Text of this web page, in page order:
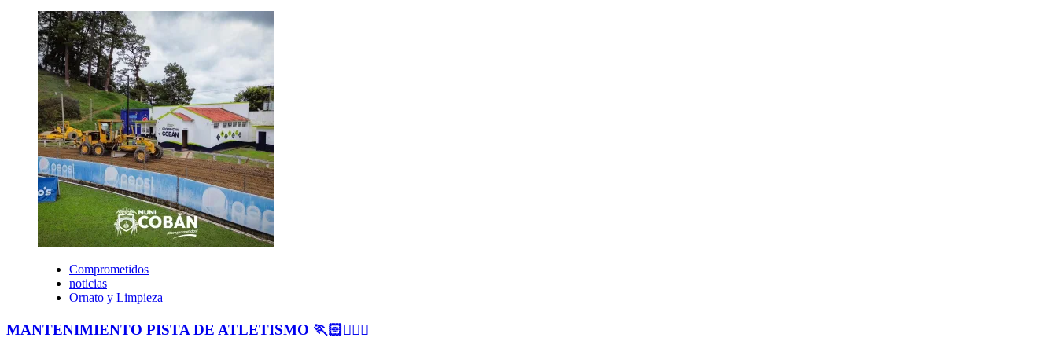
Comprometidos
noticias
Ornato y Limpieza
MANTENIMIENTO PISTA DE ATLETISMO 🏃🏻🏃🏻‍♀️